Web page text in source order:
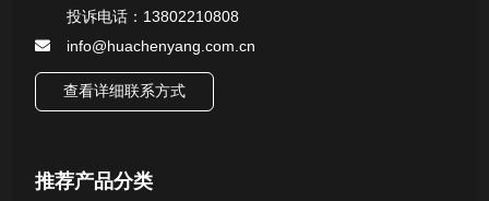
投诉电话：13802210808
info@huachenyang.com.cn
查看详细联系方式
推荐产品分类